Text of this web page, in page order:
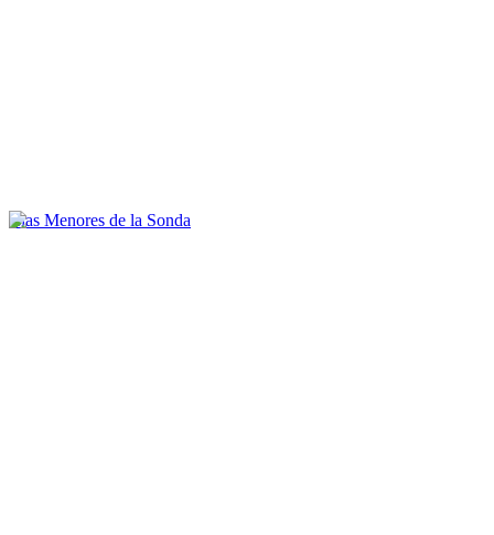
Islas Menores de la Sonda